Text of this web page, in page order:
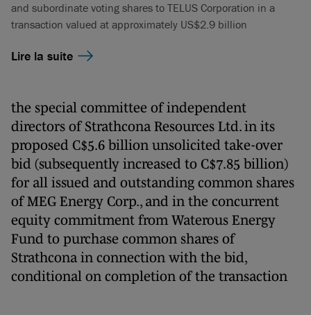
and subordinate voting shares to TELUS Corporation in a
transaction valued at approximately US$2.9 billion
Lire la suite
the special committee of independent
directors of Strathcona Resources Ltd. in its
proposed C$5.6 billion unsolicited take-over
bid (subsequently increased to C$7.85 billion)
for all issued and outstanding common shares
of MEG Energy Corp., and in the concurrent
equity commitment from Waterous Energy
Fund to purchase common shares of
Strathcona in connection with the bid,
conditional on completion of the transaction